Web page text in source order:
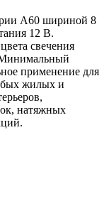
A60 шириной 8
12 В.
свечения
применение для
жилых и
натяжных